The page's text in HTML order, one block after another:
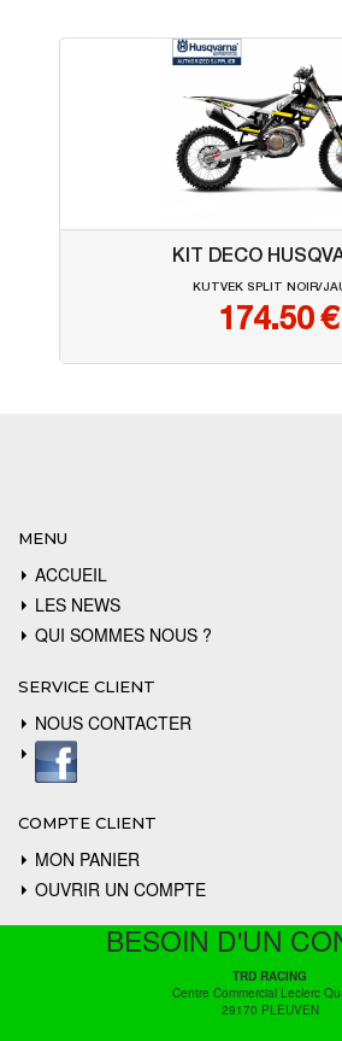
KIT DECO
KUTVEK SPLIT NOIR/
174.50€
MENU
ACCUEIL
LES NEWS
QUI SOMMES NOUS ?
SERVICE CLIENT
NOUS CONTACTER
COMPTE CLIENT
MON PANIER
OUVRIR UN COMPTE
BESOIN D'UN
TRD RACING
Centre Commercial Leclerc
29170 PLEUVEN